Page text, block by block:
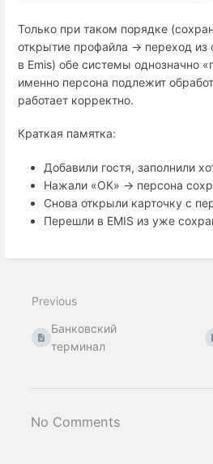
Только при таком порядке
открытие профайла → переход из
в Emis) обе системы однозначно
именно персона подлежит
работает корректно.
Краткая памятка:
Добавили гостя, заполнили
Нажали «ОК» -> персона
Cнова открыли карточку c
Перешли в EMIS из уже
Previous
Банковский
терминал
No Comments